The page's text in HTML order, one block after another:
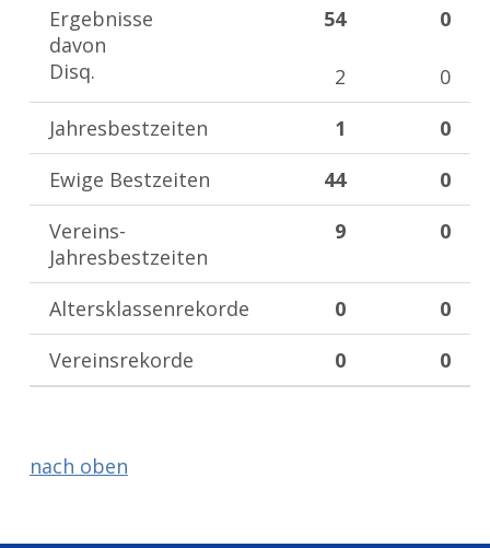
Ergebnisse
davon
Disq.
54
2
0
0
Jahresbestzeiten
1
0
Ewige Bestzeiten
44
0
Vereins-
Jahresbestzeiten
9 0
Altersklassenrekorde 0
0
Vereinsrekorde
0 0
nach oben
Zurück zur Hauptnavigation springen